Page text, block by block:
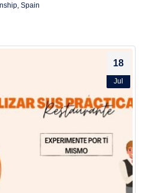
, Spain
18
Jul